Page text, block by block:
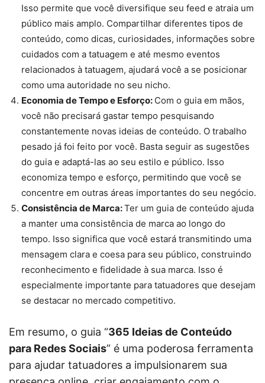
Isso permite que você diversifique seu feed e atraia um
público mais amplo. Compartilhar diferentes tipos de
conteúdo, como dicas, curiosidades, informações sobre
cuidados com a tatuagem e até mesmo eventos
relacionados à tatuagem, ajudará você a se posicionar
como uma autoridade no seu nicho.
Economia de Tempo e Esforço: Com o guia em mãos,
você não precisará gastar tempo pesquisando
constantemente novas ideias de conteúdo. O trabalho
pesado já foi feito por você. Basta seguir as sugestões
do guia e adaptá-las ao seu estilo e público. Isso
economiza tempo e esforço, permitindo que você se
concentre em outras áreas importantes do seu negócio.
Consistência de Marca:Ter um guia de conteúdo ajuda
a manter uma consistência de marca ao longo do
tempo. Isso significa que você estará transmitindo uma
mensagem clara e coesa para seu público, construindo
reconhecimento e fidelidade à sua marca. Isso é
especialmente importante para tatuadores que desejam
se destacar no mercado competitivo.
Em resumo, o guia “365 Ideias de Conteúdo
para Redes Sociais” é uma poderosa ferramenta
para ajudar tatuadores a impulsionarem sua